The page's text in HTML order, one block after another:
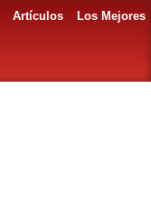
Artículos
Los Mejores